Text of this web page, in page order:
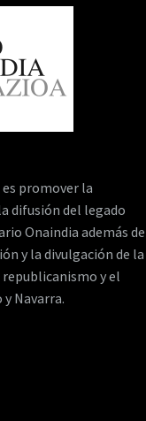
promover la
difusión del legado
Onaindia además de
y la divulgación de la
y el
y Navarra.